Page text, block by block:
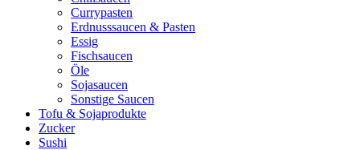
Currypasten
Erdnusssaucen & Pasten
Essig
Fischsaucen
Öle
Sojasaucen
Sonstige Saucen
Tofu & Sojaprodukte
Zucker
Sushi